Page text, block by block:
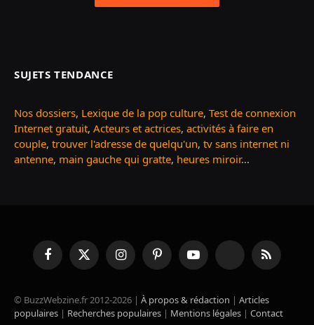
SUJETS TENDANCE
Nos dossiers, Lexique de la pop culture, Test de connexion
Internet gratuit, Acteurs et actrices, activités à faire en
couple, trouver l'adresse de quelqu'un, tv sans internet ni
antenne, main gauche qui gratte, heures miroir...
FacebookX
(Twitter)
InstagramPinterestYouTube TikTok RSS
© BuzzWebzine.fr 2012-2026 | À propos & rédaction | Articles
populaires | Recherches populaires | Mentions légales | Contact